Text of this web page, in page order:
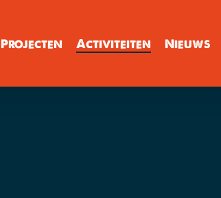
Projecten Activiteiten Nieuws